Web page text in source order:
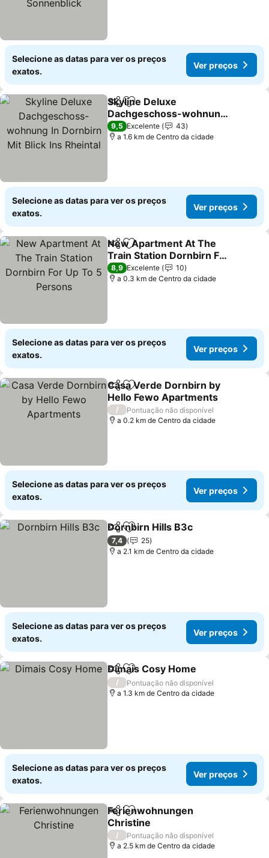
Selecione as datas para ver os preços
exatos.
Ver preços
PartilharAdicionar aos favoritos
Skyline Deluxe
Dachgeschoss-wohnung
In Dornbirn Mit Blick Ins
Rheintal
9,5 Excelente
43
a 1.6 km de Centro da cidade
Selecione as datas para ver os preços
exatos.
Ver preços
PartilharAdicionar aos favoritos
New Apartment At The
Train Station Dornbirn For
Up To 5 Persons
8,9 Excelente
10
a 0.3 km de Centro da cidade
Selecione as datas para ver os preços
exatos.
Ver preços
PartilharAdicionar aos favoritos
Casa Verde Dornbirn by
Hello Fewo Apartments
/
Pontuação não disponível
a 0.2 km de Centro da cidade
Selecione as datas para ver os preços
exatos.
Ver preços
PartilharAdicionar aos favoritos
Dornbirn Hills B3c
7,4
25
a 2.1 km de Centro da cidade
Selecione as datas para ver os preços
exatos.
Ver preços
PartilharAdicionar aos favoritos
Dimais Cosy Home
/
Pontuação não disponível
a 1.3 km de Centro da cidade
Selecione as datas para ver os preços
exatos.
Ver preços
PartilharAdicionar aos favoritos
Ferienwohnungen
Christine
/
Pontuação não disponível
a 2.5 km de Centro da cidade